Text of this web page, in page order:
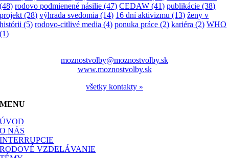
(48) rodovo podmienené násilie (47) CEDAW (41) publikácie (38)
projekt (28) výhrada svedomia (14) 16 dní aktivizmu (13) ženy v
histórii (5) rodovo-citlivé media (4) ponuka práce (2) kariéra (2) WHO
(1)
moznostvolby@moznostvolby.sk
www.moznostvolby.sk
všetky kontakty »
MENU
ÚVOD
O NÁS
INTERRUPCIE
RODOVÉ VZDELÁVANIE